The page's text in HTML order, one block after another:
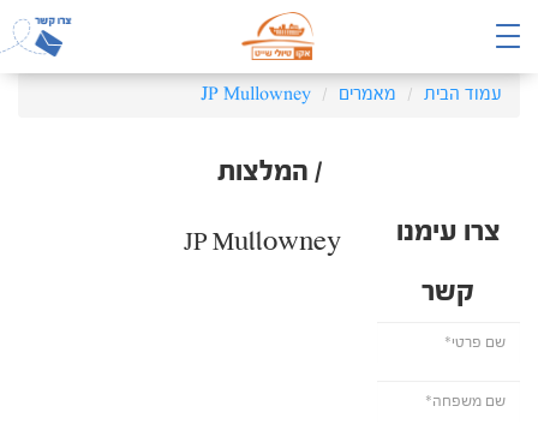
עמוד הבית מאמרים JP Mullowney
/ המלצות
צרו עימנו
קשר
JP Mullowney